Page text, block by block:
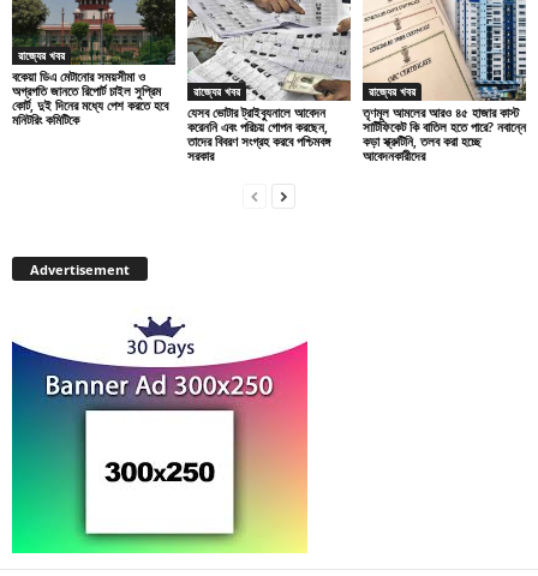
রাজ্যের খবর
বকেয়া ডিএ মেটানোর সময়সীমা ও
অগ্রগতি জানতে রিপোর্ট চাইল সুপ্রিম
কোর্ট, দুই দিনের মধ্যে পেশ করতে হবে
মনিটরিং কমিটিকে
রাজ্যের খবর
যেসব ভোটার ট্রাইব্যুনালে আবেদন
করেননি এবং পরিচয় গোপন করছেন,
তাদের বিবরণ সংগ্রহ করবে পশ্চিমবঙ্গ
সরকার
রাজ্যের খবর
তৃণমূল আমলের আরও ৪৫ হাজার কাস্ট
সার্টিফিকেট কি বাতিল হতে পারে? নবান্নে
কড়া স্ক্রুটিনি, তলব করা হচ্ছে
আবেদনকারীদের
Advertisement